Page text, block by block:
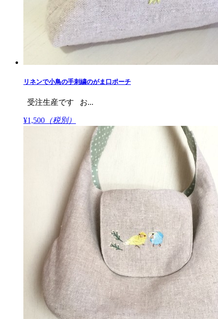
リネンで小鳥の手刺繍のがま口ポーチ
受注生産です お...
¥1,500 （税別）